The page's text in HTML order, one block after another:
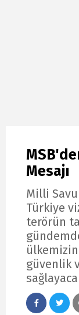
Mesajı
Milli
Türkiye
terörün
güvenlik